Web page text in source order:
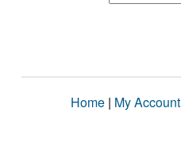
Home | My Account